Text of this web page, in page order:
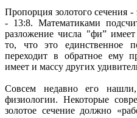
Пропорция золотого сечения
- 13:8. Математиками
разложение числа "фи”
то, что это единственное
переходит в обратное ему
имеет и массу других
Совсем недавно его
физиологии. Некоторые
золотое сечение должно